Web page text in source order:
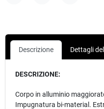
Descrizione Dettagli
DESCRIZIONE:
Corpo in alluminio
Impugnatura bi-material.